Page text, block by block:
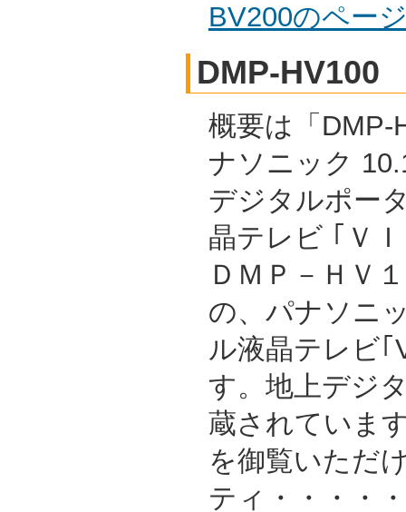
BV200のペー
DMP-HV100
概要は「DMP-
ナソニック
デジタルポー
晶テレビ ｢Ｖ
ＤＭＰ－ＨＶ
の、パナソニ
ル液晶テレビ
す。地上デジ
蔵されていま
を御覧いただ
ティ・・・・